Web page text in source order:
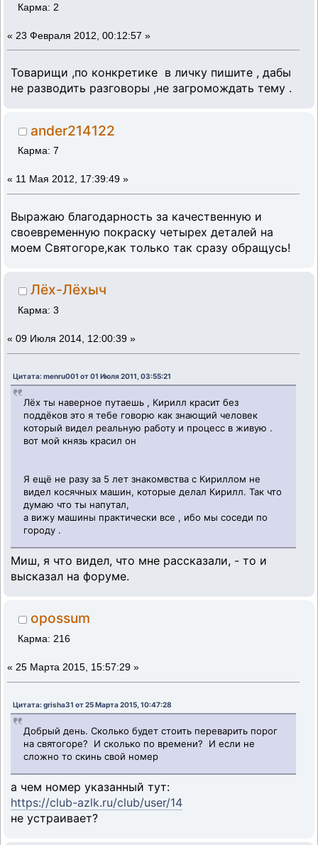
Карма: 2
« 23 Февраля 2012, 00:12:57 »
Товарищи ,по конкретике в личку пишите , дабы
не разводить разговоры ,не загромождать тему .
ander214122
Карма: 7
« 11 Мая 2012, 17:39:49 »
Выражаю благодарность за качественную и
своевременную покраску четырех деталей на
моем Святогоре,как только так сразу обращусь!
Лёх-Лёхыч
Карма: 3
« 09 Июля 2014, 12:00:39 »
Цитата: menru001 от 01 Июля 2011, 03:55:21
Лёх ты наверное путаешь , Кирилл красит без
поддёков это я тебе говорю как знающий человек
который видел реальную работу и процесс в живую .
вот мой князь красил он
Я ещё не разу за 5 лет знакомвства с Кириллом не
видел косячных машин, которые делал Кирилл. Так что
думаю что ты напутал,
а вижу машины практически все , ибо мы соседи по
городу .
Миш, я что видел, что мне рассказали, - то и
высказал на форуме.
opossum
Карма: 216
« 25 Марта 2015, 15:57:29 »
Цитата: grisha31 от 25 Марта 2015, 10:47:28
Добрый день. Сколько будет стоить переварить порог
на святогоре? И сколько по времени? И если не
сложно то скинь свой номер
а чем номер указанный тут:
https://club-azlk.ru/club/user/14
не устраивает?